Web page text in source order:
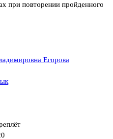
при повторении пройденного
Егорова